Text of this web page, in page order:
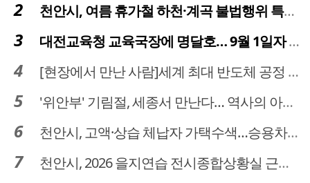
천안시, 여름 휴가철 하천·계곡 불법행위 특별단속
대전교육청 교육국장에 명달호… 9월 1일자 181명 인사
[현장에서 만난 사람]세계 최대 반도체 공정 장비 제조 기업 ASML 한종호 매니저
'위안부' 기림절, 세종서 만난다… 역사의 아픔 치유, '평화의 장'
천안시, 고액·상습 체납자 가택수색…승용차 압류·공매 착수
천안시, 2026 을지연습 전시종합상황실 근무자 사전교육